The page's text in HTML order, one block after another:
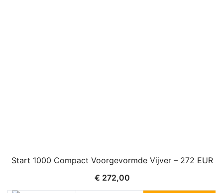
Start 1000 Compact Voorgevormde Vijver – 272 EUR
€ 272,00